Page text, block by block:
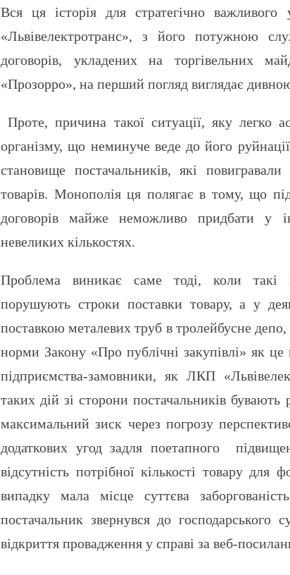
Вся ця історія для стратегічно
«Львівелектротранс», з його потужною
договорів, укладених на торгівельних
«Прозорро», на перший погляд виглядає
Проте, причина такої ситуації, яку легко
організму, що неминуче веде до його
становище постачальників, які
товарів. Монополія ця полягає в тому, що
договорів майже неможливо придбати у
невеликих кількостях.
Проблема виникає саме тоді, коли такі
порушують строки поставки товару, а у
поставкою металевих труб в тролейбусне депо,
норми Закону «Про публічні закупівлі» як
підприємства-замовники, як ЛКП
таких дій зі сторони постачальників
максимальний зиск через погрозу
додаткових угод задля поетапного
відсутність потрібної кількості товару
випадку мала місце суттєва
постачальник звернувся до
відкриття провадження у справі за веб-